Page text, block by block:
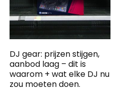
DJ gear: prijzen stijgen,
aanbod laag – dit is
waarom + wat elke DJ nu
zou moeten doen.